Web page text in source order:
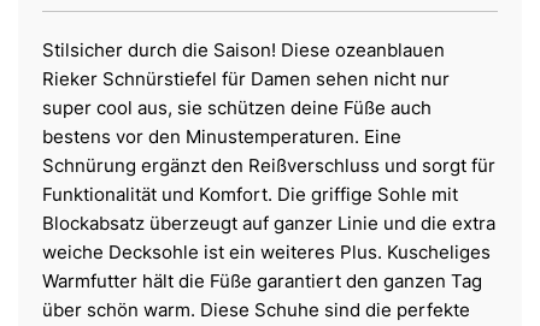
Stilsicher durch die Saison! Diese ozeanblauen
Rieker Schnürstiefel für Damen sehen nicht nur
super cool aus, sie schützen deine Füße auch
bestens vor den Minustemperaturen. Eine
Schnürung ergänzt den Reißverschluss und sorgt für
Funktionalität und Komfort. Die griffige Sohle mit
Blockabsatz überzeugt auf ganzer Linie und die extra
weiche Decksohle ist ein weiteres Plus. Kuscheliges
Warmfutter hält die Füße garantiert den ganzen Tag
über schön warm. Diese Schuhe sind die perfekte